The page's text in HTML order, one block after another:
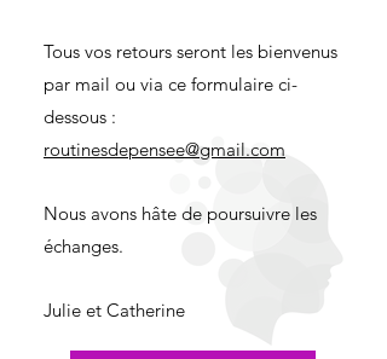
Tous vos retours seront les bienvenus
par mail ou via ce formulaire ci-
dessous :
routinesdepensee@gmail.com
Nous avons hâte de poursuivre les
échanges.
Julie et Catherine